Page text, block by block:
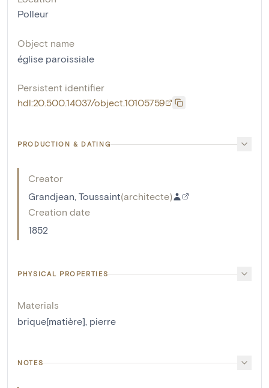
Polleur
Object name
église paroissiale
Persistent identifier
hdl:20.500.14037/object.10105759
PRODUCTION & DATING
Creator
Grandjean, Toussaint(architecte)
Creation date
1852
PHYSICAL PROPERTIES
Materials
brique[matière], pierre
NOTES